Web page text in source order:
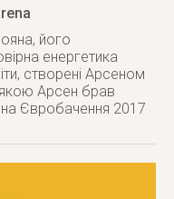
його
енергетика
створені Арсеном
якою Арсен брав
на Євробачення 2017